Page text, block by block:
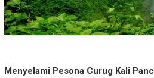
Menyelami Pesona Curug Kali